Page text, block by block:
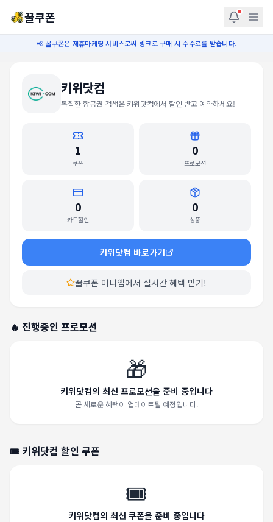
꿀쿠폰
📢 꿀쿠폰은 제휴마케팅 서비스로써 링크로 구매 시 수수료를 받습니다.
키위닷컴
복잡한 항공권 검색은 키위닷컴에서 할인 받고 예약하세요!
1
쿠폰
0
프로모션
0
카드할인
0
상품
키위닷컴 바로가기
꿀쿠폰 미니앱에서 실시간 혜택 받기!
🔥 진행중인 프로모션
🎁
키위닷컴의 최신 프로모션을 준비 중입니다
곧 새로운 혜택이 업데이트될 예정입니다.
🎟️ 키위닷컴 할인 쿠폰
🎟️
키위닷컴의 최신 쿠폰을 준비 중입니다